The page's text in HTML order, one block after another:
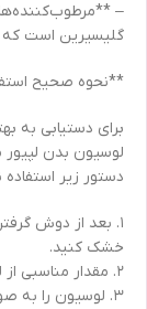
–
گلیسیرین است
**نحوه صحیح
برای دستیابی به
دستور زیر استفاده
۱. بعد از دوش
خشک کنید.
۲. مقدار مناسبی از لوسیون را بر روی کف دست قرار دهید.
۳. لوسیون را به